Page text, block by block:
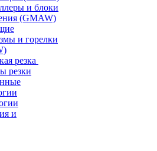
и блоки
(GMAW)
и горелки
резка
резки
и